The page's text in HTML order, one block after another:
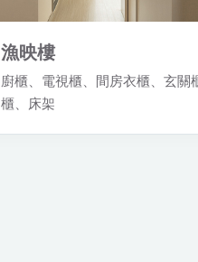
漁映樓
廚櫃、電視櫃、間房衣櫃、玄關
櫃、床架